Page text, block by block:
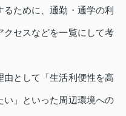
ために、通勤・通学の利
セスなどを一覧にして考
として「生活利便性を高
」といった周辺環境への